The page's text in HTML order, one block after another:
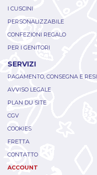
I CUSCINI
PERSONALIZZABILE
CONFEZIONI REGALO
PER I GENITORI
SERVIZI
PAGAMENTO, CONSEGNA E RESI
AVVISO LEGALE
PLAN DU SITE
CGV
COOKIES
FRETTA
CONTATTO
ACCOUNT